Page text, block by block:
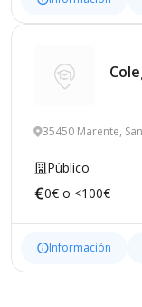
35450 Marente,
Público
0€ o <100€
Información